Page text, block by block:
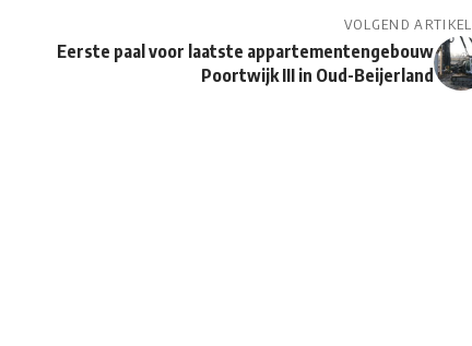
VOLGEND ARTIKEL
Eerste paal voor laatste appartementengebouw
Poortwijk III in Oud-Beijerland